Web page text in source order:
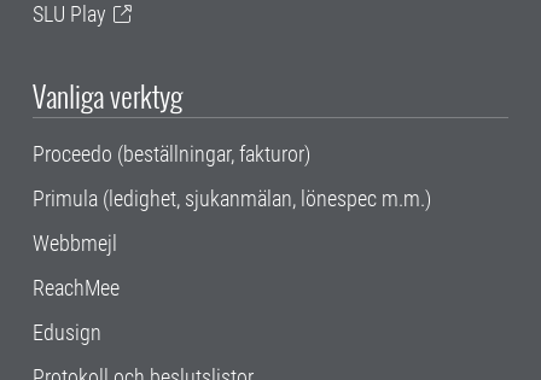
SLU Play
Vanliga verktyg
Proceedo (beställningar, fakturor)
Primula (ledighet, sjukanmälan, lönespec m.m.)
Webbmejl
ReachMee
Edusign